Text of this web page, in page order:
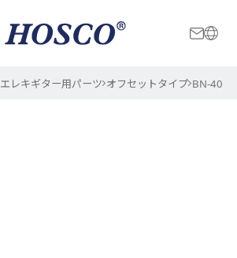
International
エレキギター用パーツ オフセットタイプ BN-401